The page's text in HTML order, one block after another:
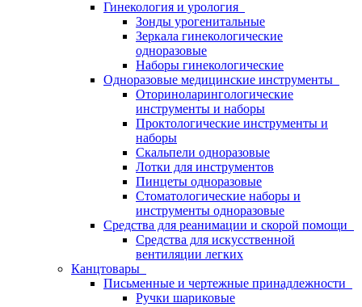
Гинекология и урология
Зонды урогенитальные
Зеркала гинекологические
одноразовые
Наборы гинекологические
Одноразовые медицинские инструменты
Оториноларингологические
инструменты и наборы
Проктологические инструменты и
наборы
Скальпели одноразовые
Лотки для инструментов
Пинцеты одноразовые
Стоматологические наборы и
инструменты одноразовые
Средства для реанимации и скорой помощи
Средства для искусственной
вентиляции легких
Канцтовары
Письменные и чертежные принадлежности
Ручки шариковые